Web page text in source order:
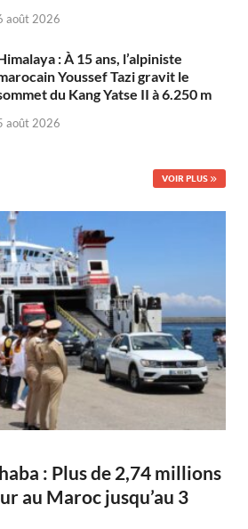
août 2026
: À 15 ans, l’alpiniste
Youssef Tazi gravit le
du Kang Yatse II à 6.250 m
août 2026
VOIR PLUS
: Plus de 2,74 millions
au Maroc jusqu’au 3